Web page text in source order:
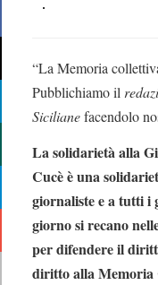
“La Memoria
Pubblichiamo il
Sicilianefacendolo
La solidarietà alla
Cucè è una
giornaliste e a tutti i
giorno si recano
per difendere il
diritto alla Memoria